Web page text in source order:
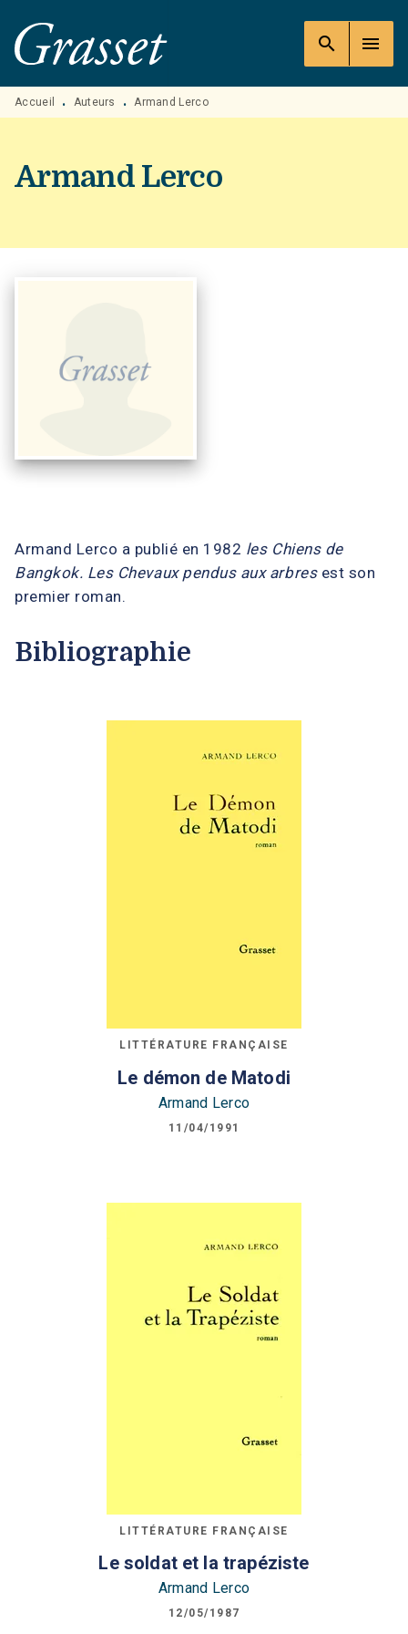
MENU RECHERCHE
PIED DE PAGE
search menu
Accueil • Auteurs • Armand Lerco
Armand Lerco
Armand Lerco a publié en 1982 les Chiens de
Bangkok. Les Chevaux pendus aux arbresest son
premier roman.
Bibliographie
LITTÉRATURE FRANÇAISE
Le démon de Matodi
Armand Lerco
11/04/1991
LITTÉRATURE FRANÇAISE
Le soldat et la trapéziste
Armand Lerco
12/05/1987